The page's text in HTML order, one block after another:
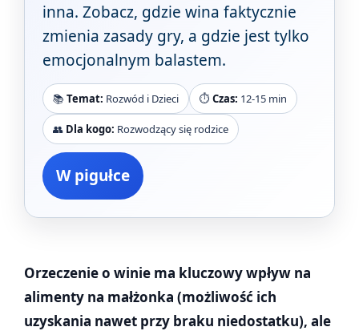
inna. Zobacz, gdzie wina faktycznie
zmienia zasady gry, a gdzie jest tylko
emocjonalnym balastem.
📚Temat: Rozwód i Dzieci ⏱️ Czas: 12-15 min
👥 Dla kogo: Rozwodzący się rodzice
W pigułce
Orzeczenie o winie ma kluczowy wpływ na
alimenty na małżonka (możliwość ich
uzyskania nawet przy braku niedostatku), ale